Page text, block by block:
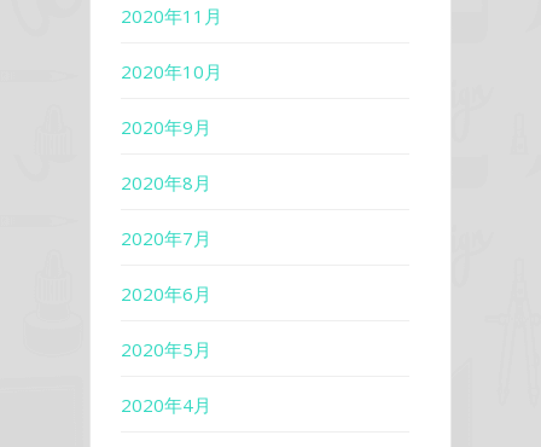
2020年11月
2020年10月
2020年9月
2020年8月
2020年7月
2020年6月
2020年5月
2020年4月